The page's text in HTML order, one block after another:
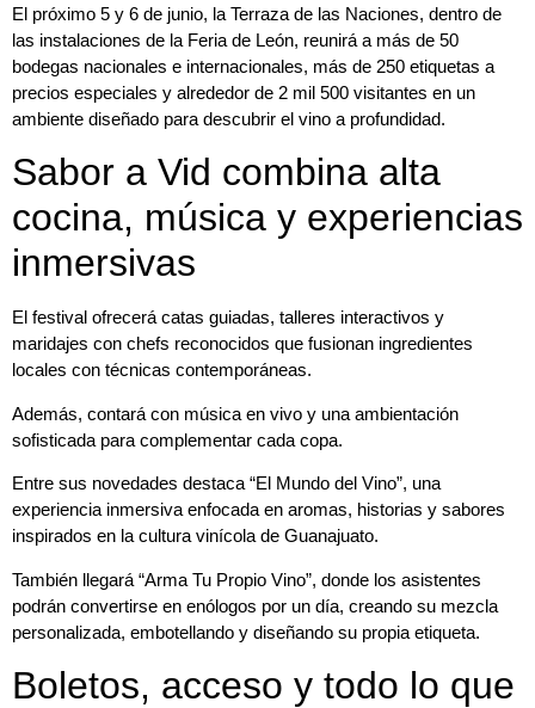
El próximo 5 y 6 de junio, la Terraza de las Naciones, dentro de
las instalaciones de la Feria de León, reunirá a más de 50
bodegas nacionales e internacionales, más de 250 etiquetas a
precios especiales y alrededor de 2 mil 500 visitantes en un
ambiente diseñado para descubrir el vino a profundidad.
Sabor a Vid combina alta
cocina, música y experiencias
inmersivas
El festival ofrecerá catas guiadas, talleres interactivos y
maridajes con chefs reconocidos que fusionan ingredientes
locales con técnicas contemporáneas.
Además, contará con música en vivo y una ambientación
sofisticada para complementar cada copa.
Entre sus novedades destaca “El Mundo del Vino”, una
experiencia inmersiva enfocada en aromas, historias y sabores
inspirados en la cultura vinícola de Guanajuato.
También llegará “Arma Tu Propio Vino”, donde los asistentes
podrán convertirse en enólogos por un día, creando su mezcla
personalizada, embotellando y diseñando su propia etiqueta.
Boletos, acceso y todo lo que